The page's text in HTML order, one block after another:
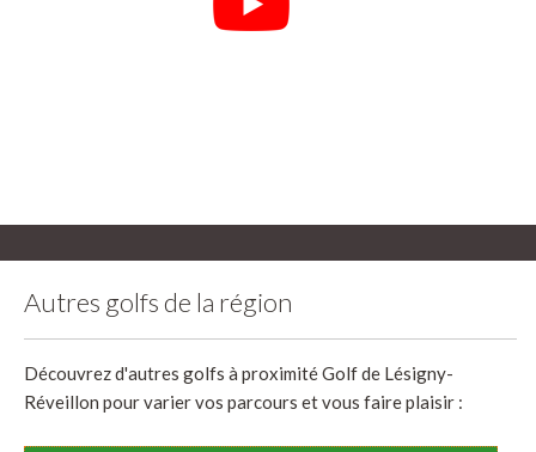
Autres golfs de la région
Découvrez d'autres golfs à proximité Golf de Lésigny-
Réveillon pour varier vos parcours et vous faire plaisir :